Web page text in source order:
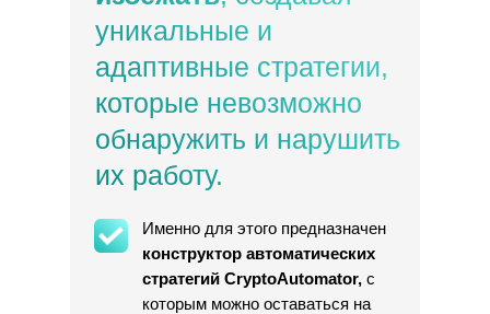
уникальные и
адаптивные стратегии,
которые невозможно
обнаружить и нарушить
их работу.
Именно для этого предназначен
конструктор автоматических
стратегий CryptoAutomator, с
которым можно оставаться на